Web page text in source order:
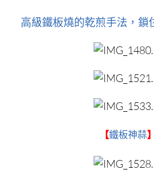
高級鐵板燒的乾煎手法，鎖
【鐵板神蒜